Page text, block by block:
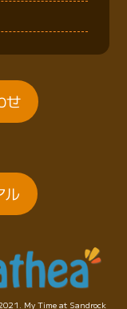
せ
ル
My Time at Sandrock